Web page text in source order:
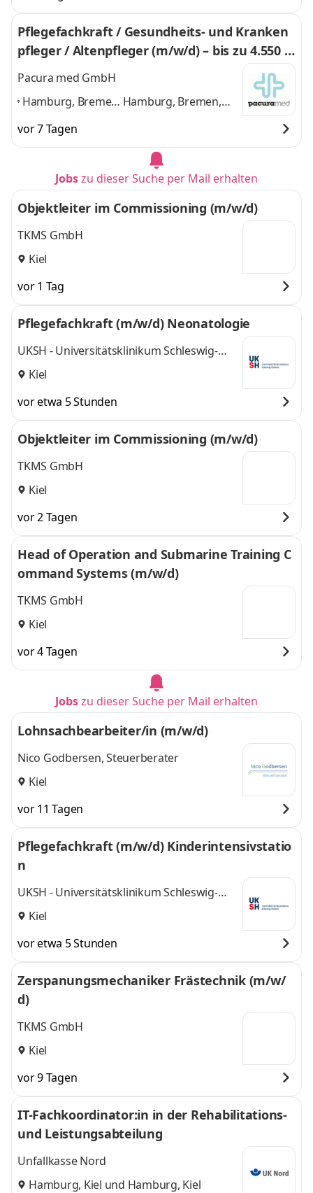
Pflegefachkraft / Gesundheits- und Kranken
pfleger / Altenpfleger (m/w/d) – bis zu 4.550 €
+ Zulagen
Pacura med GmbH
Hamburg, Bremen,
Lübeck,
Oldenburg,
Flensburg,
Hamburg, Bremen,
Bremerhaven,
Flensburg
weitere
vor 7 Tagen
Jobszu dieser Suche per Mail erhalten
Objektleiter im Commissioning (m/w/d)
TKMS GmbH
Kiel
vor 1 Tag
Pflegefachkraft (m/w/d) Neonatologie
UKSH - Universitätsklinikum Schleswig-
Holstein
Kiel
vor etwa 5 Stunden
Objektleiter im Commissioning (m/w/d)
TKMS GmbH
Kiel
vor 2 Tagen
Head of Operation and Submarine Training C
ommand Systems (m/w/d)
TKMS GmbH
Kiel
vor 4 Tagen
Jobszu dieser Suche per Mail erhalten
Lohnsachbearbeiter/in (m/w/d)
Nico Godbersen, Steuerberater
Kiel
vor 11 Tagen
Pflegefachkraft (m/w/d) Kinderintensivstatio
n
UKSH - Universitätsklinikum Schleswig-
Holstein
Kiel
vor etwa 5 Stunden
Zerspanungsmechaniker Frästechnik (m/w/
d)
TKMS GmbH
Kiel
vor 9 Tagen
IT-Fachkoordinator:in in der Rehabilitations-
und Leistungsabteilung
Unfallkasse Nord
Hamburg, Kiel und Hamburg, Kiel